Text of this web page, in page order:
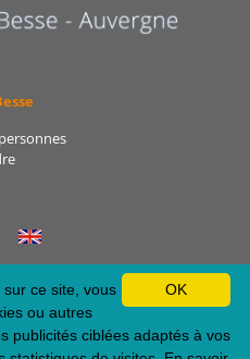
OK
ce site, vous
ou autres
publicités ciblées adaptés à vos